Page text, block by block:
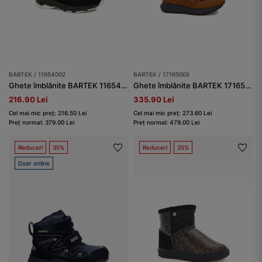
BARTEK / 11654002
Ghete îmblănite BARTEK 11654002, negre
216.90 Lei
Cel mai mic preț: 216.50 Lei
Preț normal: 379.00 Lei
BARTEK / 17165005
Ghete îmblănite BARTEK 17165005, maro-bleumarin
335.90 Lei
Cel mai mic preț: 273.60 Lei
Preț normal: 479.00 Lei
Reduceri 35%
Doar online
Reduceri 35%